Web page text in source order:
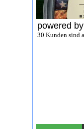
powered by
30 Kunden sind